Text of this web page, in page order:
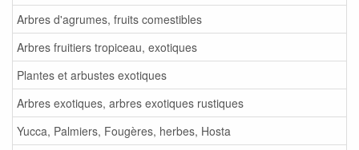
Arbres d'agrumes, fruits comestibles
Arbres fruitiers tropiceau, exotiques
Plantes et arbustes exotiques
Arbres exotiques, arbres exotiques rustiques
Yucca, Palmiers, Fougères, herbes, Hosta